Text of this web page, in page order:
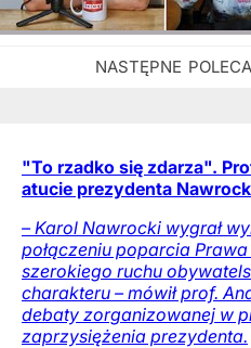
"To rzadko się zdarza".
atucie prezydenta
– Karol Nawrocki wygrał
połączeniu poparcia
szerokiego ruchu
charakteru – mówił prof.
debaty zorganizowanej w
zaprzysiężenia prezydenta.